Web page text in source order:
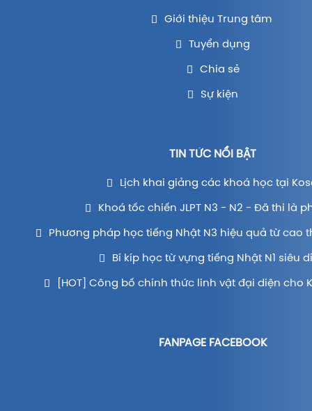
Giới thiệu Trung tâm
Tuyển dụng
Chia sẻ
Sự kiện
TIN TỨC NỔI BẬT
Lịch khai giảng các khoá học tại
Khoá tốc chiến JLPT N3 - N2 - Đã thi là
Phương pháp học tiếng Nhật N3 hiệu quả từ cao
Bí kíp học từ vựng tiếng Nhật N1 siêu
[HOT] Công bố chính thức linh vật đại diện cho
FANPAGE FACEBOOK